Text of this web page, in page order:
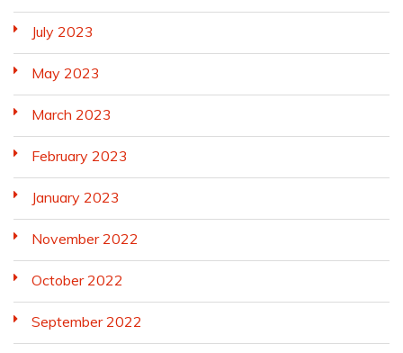
July 2023
May 2023
March 2023
February 2023
January 2023
November 2022
October 2022
September 2022